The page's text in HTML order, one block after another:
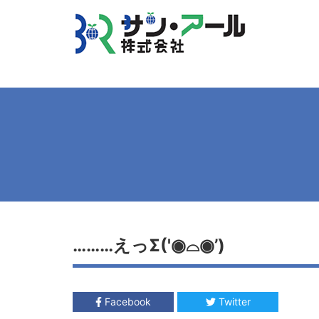
………えっΣ('◉⌓◉’)
Facebook Twitter